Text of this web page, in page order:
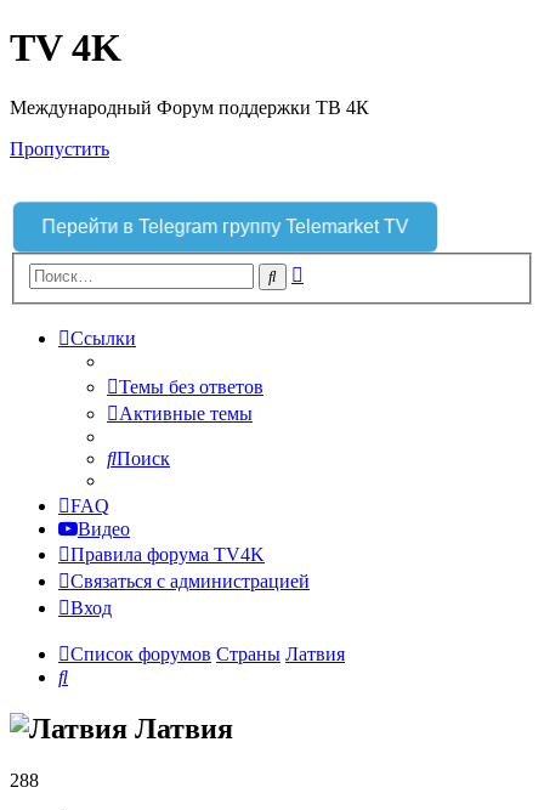
TV 4K
Международный Форум поддержки ТВ 4К
Пропустить
Перейти в Telegram группу Telemarket TV
Поиск
Ссылки
Темы без ответов
Активные темы
Поиск
FAQ
Видео
Правила форума TV4K
Связаться с администрацией
Вход
Список форумов Страны Латвия
Поиск
Латвия
288